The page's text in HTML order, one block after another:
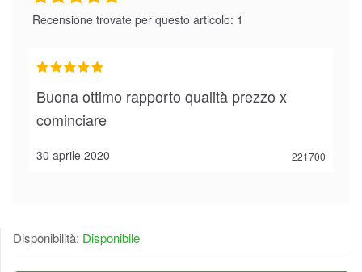
Recensione trovate per questo articolo: 1
30 aprile 2020 221700
Buona ottimo rapporto qualità prezzo x
cominciare
Disponibilità: Disponibile